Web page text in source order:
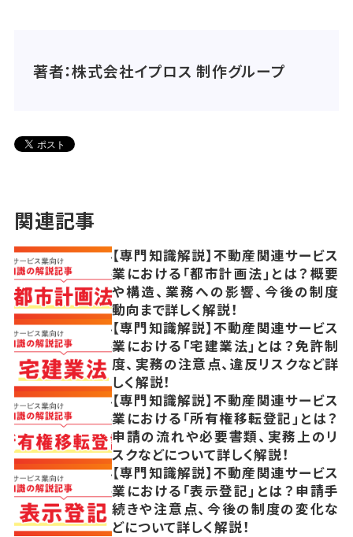
著者：株式会社イプロス 制作グループ
関連記事
【専門知識解説】不動産関連サービス
業における「都市計画法」とは？概要
や構造、業務への影響、今後の制度
動向まで詳しく解説！
【専門知識解説】不動産関連サービス
業における「宅建業法」とは？免許制
度、実務の注意点、違反リスクなど詳
しく解説！
【専門知識解説】不動産関連サービス
業における「所有権移転登記」とは？
申請の流れや必要書類、実務上のリ
スクなどについて詳しく解説！
【専門知識解説】不動産関連サービス
業における「表示登記」とは？申請手
続きや注意点、今後の制度の変化な
どについて詳しく解説！